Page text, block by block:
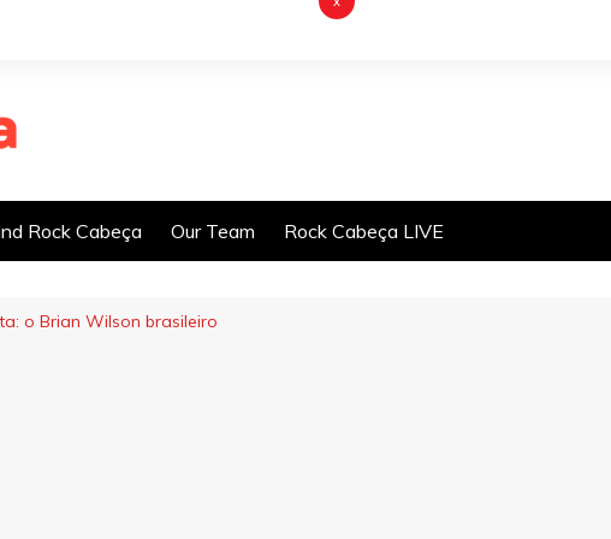
Rock Cabeça Our Team Rock Cabeça LIVE
o Brian Wilson brasileiro